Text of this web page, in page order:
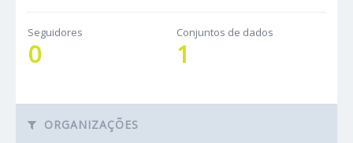
Seguidores
0
Conjuntos de dados
1
ORGANIZAÇÕES